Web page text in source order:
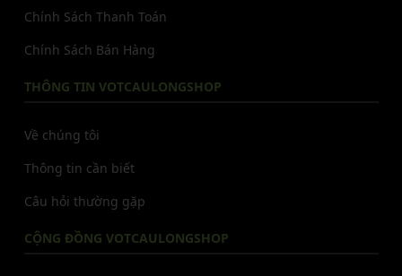
Chính Sách Thanh Toán
Chính Sách Bán Hàng
THÔNG TIN VOTCAULONGSHOP
Về chúng tôi
Thông tin cần biết
Câu hỏi thường gặp
CỘNG ĐỒNG VOTCAULONGSHOP